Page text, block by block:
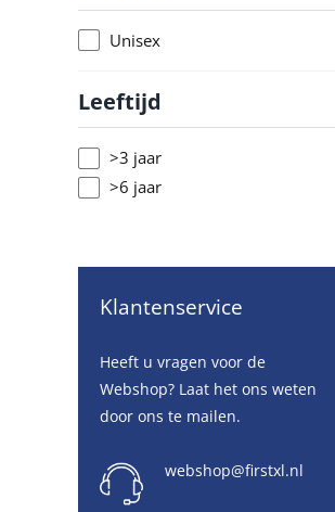
Unisex
Leeftijd
>3 jaar
>6 jaar
Klantenservice
Heeft u vragen voor de
Webshop? Laat het ons weten
door ons te mailen.
webshop@firstxl.nl